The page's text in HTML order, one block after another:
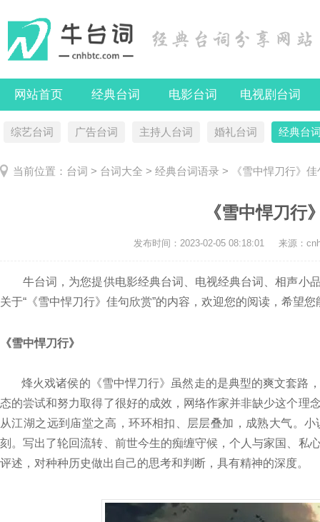
网站首页 经典台词 电影台词 电视剧台词
综艺台词 广告台词 主持人台词 婚礼台词 经典台
当前位置： 台词 > 台词大全 > 经典台词语录 > 《雪中悍刀行》佳
《雪中悍刀行
发布时间： 2023-02-05 08:18:01 来源：
牛台词，为您提供电影经典台词、电视经典台词、相声小
关于“《雪中悍刀行》佳句欣赏”的内容，欢迎您的阅读，希望您
《雪中悍刀行》
烽火戏诸侯的《雪中悍刀行》虽然走的是典型的爽文套路
态的尝试和努力取得了很好的成效，网络作家并非缺少这个理
从江湖之远到庙堂之高，环环相扣、层层叠加，成熟大气。
刻。写出了轮回流转、前世今生的痴缠守候，个人与家国、私
评述，对种种历史做出自己的思考和判断，具有精神的深度。